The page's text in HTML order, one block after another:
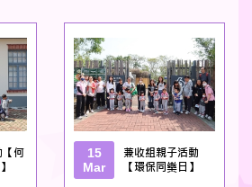
【何
15
Mar
兼收組親子活動
【環保同樂日】